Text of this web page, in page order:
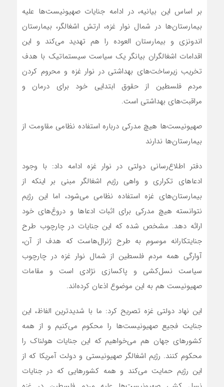
بر اساس این بیانیه، در ادامه جنایات صهیونیست‌ها علیه
بیمارستان‌ها در شمال نوار غزه، ارتش اشغالگر، بیمارستان
اندونزی و بیمارستان العوده را هم تهدید می‌کند و این
اقدامات اشغالگران بیانگر یک سیاست سیستماتیک با هدف
تخریب زیرساخت‌های بهداشتی در نوار غزه و محروم کردن
مردم فلسطین از حقوق ابتدایی خود برای درمان و
مراقبت‌های بهداشتی است.
صهیونیست‌ها هیچ مدرکی درباره استفاده نظامی مقاومت از
بیمارستان‌ها ندارند
دفتر اطلاع‌رسانی دولتی در نوار غزه ادامه داد: با وجود
ادعاهای تکراری و واهی رژیم اشغالگر مبنی بر اینکه از
بیمارستان‌های غزه استفاده نظامی می‌شود، اما این رژیم
نتوانسته هیچ مدرکی برای اثبات ادعاها و دروغ‌های خود
ارائه دهد. مشخص شده که این جنایات در چارچوب طرح
جنایتکارانه موسوم به طرح ژنرال‌هاست که هدف از آن،
آوارگی همه مردم فلسطین از شمال نوار غزه در چارچوب
سیاست نسل‌کشی و پاکسازی نژادی است و مقامات
صهیونیست هم به این موضوع اذعان کرده‌اند.
این نهاد دولتی غزه تصریح کرد: ما با شدیدترین الفاظ، این
جنایت فجیع صهیونیست‌ها را محکوم می‌کنیم و از همه
کشورهای جهان هم می‌خواهیم که این جنایات هولناک را
محکوم کنند. رژیم اشغالگر صهیونیستی و دولت آمریکا که از
این رژیم حمایت می‌کند و همه کشورهایی که در جنایات